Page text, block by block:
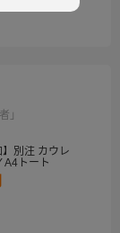
」
】別注 カウレ
A4トート